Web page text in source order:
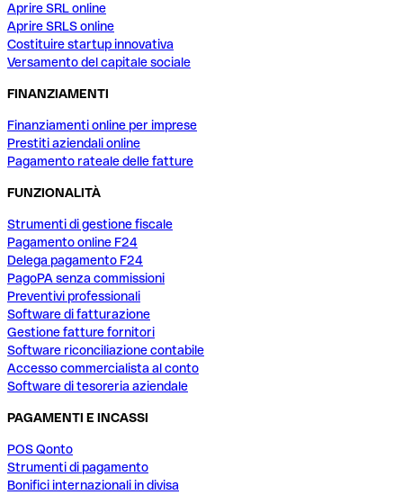
Aprire SRL online
Aprire SRLS online
Costituire startup innovativa
Versamento del capitale sociale
FINANZIAMENTI
Finanziamenti online per imprese
Prestiti aziendali online
Pagamento rateale delle fatture
FUNZIONALITÀ
Strumenti di gestione fiscale
Pagamento online F24
Delega pagamento F24
PagoPA senza commissioni
Preventivi professionali
Software di fatturazione
Gestione fatture fornitori
Software riconciliazione contabile
Accesso commercialista al conto
Software di tesoreria aziendale
PAGAMENTI E INCASSI
POS Qonto
Strumenti di pagamento
Bonifici internazionali in divisa